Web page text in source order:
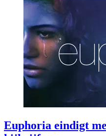
Euphoria eindigt